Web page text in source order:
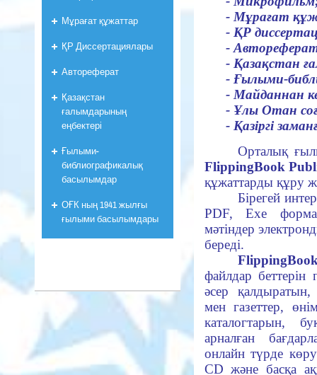
- Мұрағат
- ҚР
-
- Қазақстан
- Ғылыми-
- Майданнан
- Ұлы Отан
- Қазіргі
Орталық
FlippingBook
құжаттарды құру
Бірегей
PDF, Exe
мәтіндер
береді.
файлдар
әсер
мен газеттер,
каталогтарын,
арналған
онлайн түрде
CD және басқа
Мұрағат құжаттар
ҚР Диссертациялары
Автореферат
Қазақстан
ғалымдарының
еңбектері
Ғылыми-
библиографикалық
басылымдар
ОҒК ның 1941 жылғы
ғылыми басылымдары